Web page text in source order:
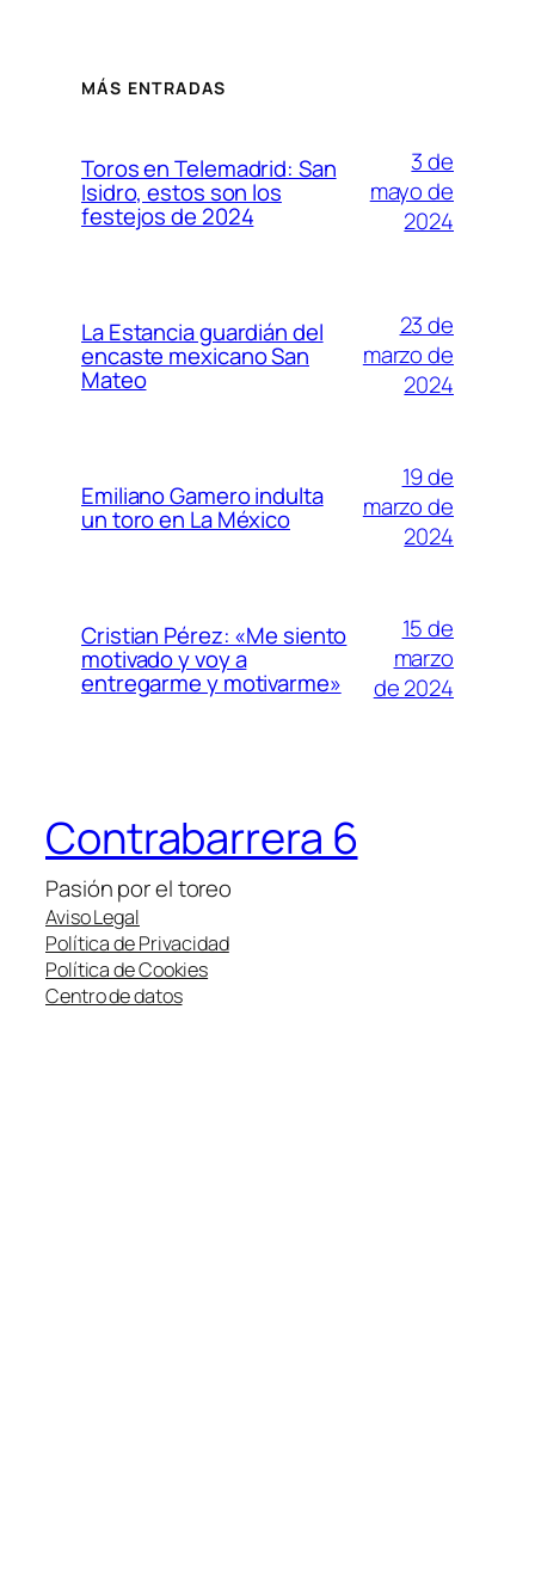
MÁS ENTRADAS
Toros en Telemadrid: San
Isidro, estos son los
festejos de 2024
3 de
mayo de
2024
La Estancia guardián del
encaste mexicano San
Mateo
23 de
marzo de
2024
Emiliano Gamero indulta
un toro en La México
19 de
marzo de
2024
Cristian Pérez: «Me siento
motivado y voy a
entregarme y motivarme»
15 de
marzo
de 2024
Contrabarrera 6
Pasión por el toreo
Aviso Legal
Política de Privacidad
Política de Cookies
Centro de datos